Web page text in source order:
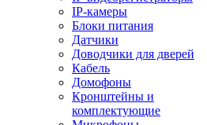
IP-камеры
Блоки питания
Датчики
Доводчики для дверей
Кабель
Домофоны
Кронштейны и
комплектующие